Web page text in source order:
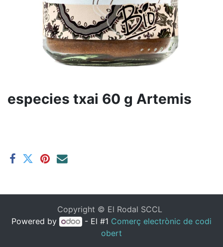
especies txai 60 g Artemis
Copyright © El Rodal SCCL
Powered by
- El #1 Comerç electrònic de codi
obert